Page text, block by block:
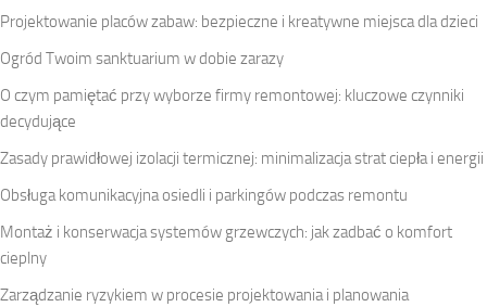
Projektowanie placów zabaw: bezpieczne i kreatywne miejsca dla dzieci
Ogród Twoim sanktuarium w dobie zarazy
O czym pamiętać przy wyborze firmy remontowej: kluczowe czynniki
decydujące
Zasady prawidłowej izolacji termicznej: minimalizacja strat ciepła i energii
Obsługa komunikacyjna osiedli i parkingów podczas remontu
Montaż i konserwacja systemów grzewczych: jak zadbać o komfort
cieplny
Zarządzanie ryzykiem w procesie projektowania i planowania